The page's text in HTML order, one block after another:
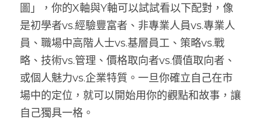
圖」，你的X軸與Y軸可以試試看以下配對，像
是初學者vs.經驗豐富者、非專業人員vs.專業人
員、職場中高階人士vs.基層員工、策略vs.戰
略、技術vs.管理、價格取向者vs.價值取向者、
或個人魅力vs.企業特質。一旦你確立自己在市
場中的定位，就可以開始用你的觀點和故事，讓
自己獨具一格。